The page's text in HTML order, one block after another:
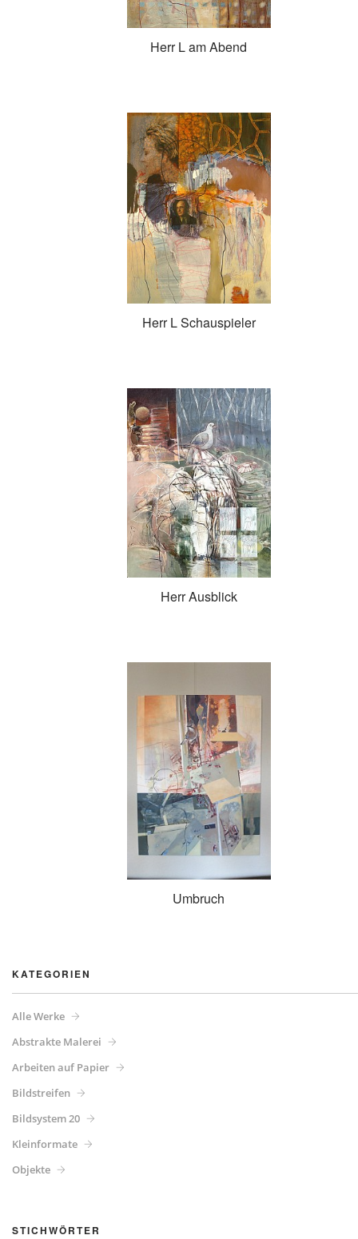
Herr L am Abend
Herr L Schauspieler
Herr Ausblick
Umbruch
KATEGORIEN
Alle Werke
Abstrakte Malerei
Arbeiten auf Papier
Bildstreifen
Bildsystem 20
Kleinformate
Objekte
STICHWÖRTER